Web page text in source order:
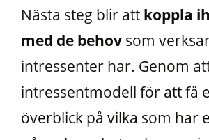
Nästa steg blir att koppla
med de behov som
intressenter har. Genom
intressentmodell för att få
överblick på vilka som har